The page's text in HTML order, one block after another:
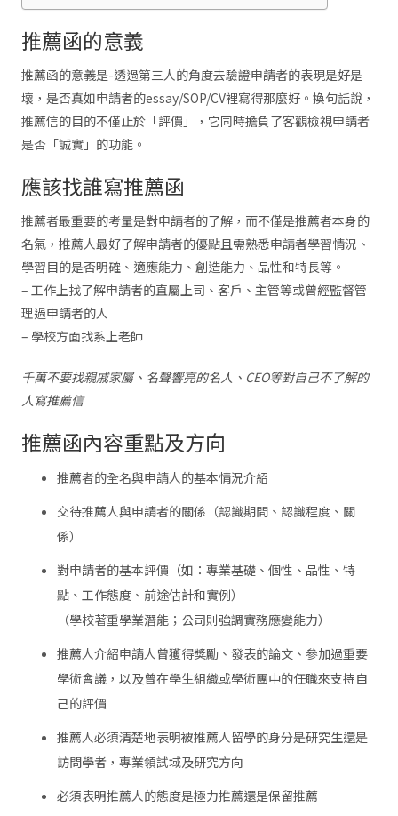
推薦函的意義
推薦函的意義是-透過第三人的角度去驗證申請者的表現是好是
壞，是否真如申請者的essay/SOP/CV裡寫得那麼好。換句話說，
推薦信的目的不僅止於「評價」，它同時擔負了客觀檢視申請者
是否「誠實」的功能。
應該找誰寫推薦函
推薦者最重要的考量是對申請者的了解，而不僅是推薦者本身的
名氣，推薦人最好了解申請者的優點且需熟悉申請者學習情況、
學習目的是否明確、適應能力、創造能力、品性和特長等。
– 工作上找了解申請者的直屬上司、客戶、主管等或曾經監督管
理過申請者的人
– 學校方面找系上老師
千萬不要找親戚家屬、名聲響亮的名人、CEO等對自己不了解的
人寫推薦信
推薦函內容重點及方向
推薦者的全名與申請人的基本情況介紹
交待推薦人與申請者的關係（認識期間、認識程度、關
係）
對申請者的基本評價（如：專業基礎、個性、品性、特
點、工作態度、前途估計和實例）
（學校著重學業潛能；公司則強調實務應變能力）
推薦人介紹申請人曾獲得獎勵、發表的論文、參加過重要
學術會議，以及曾在學生組織或學術團中的任職來支持自
己的評價
推薦人必須清楚地表明被推薦人留學的身分是研究生還是
訪問學者，專業領試域及研究方向
必須表明推薦人的態度是極力推薦還是保留推薦